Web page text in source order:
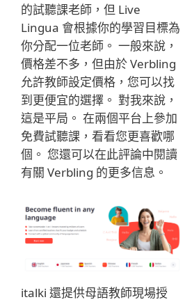
的試聽課老師，但 Live
Lingua 會根據你的學習目標為
你分配一位老師。 一般來說，
價格差不多，但由於 Verbling
允許教師設定價格，您可以找
到更便宜的選擇。 對我來說，
這是平局。 在兩個平台上參加
免費試聽課，看看您更喜歡哪
個。 您還可以在此評論中閱讀
有關 Verbling 的更多信息。
italki 還提供母語教師現場授